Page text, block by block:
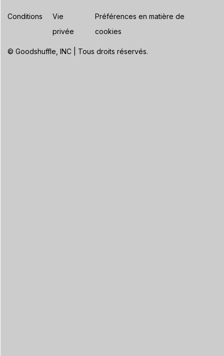
© Goodshuffle, INC | Tous droits réservés.
Conditions
Vie
privée
Préférences en matière de
cookies